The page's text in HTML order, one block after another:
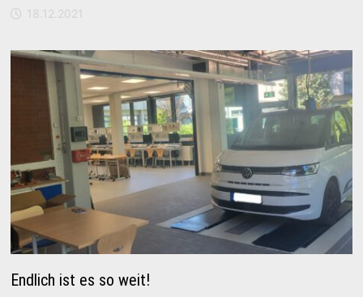
18.12.2021
Endlich ist es so weit!